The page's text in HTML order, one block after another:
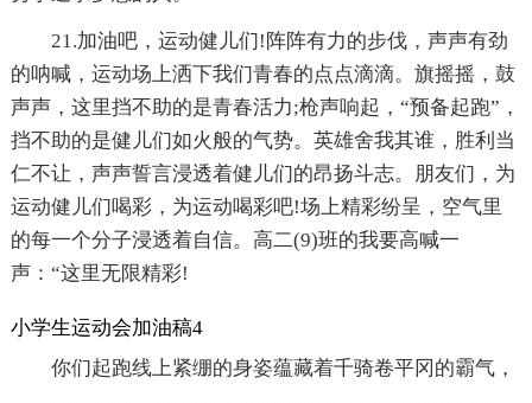
21.加油吧，运动健儿们!阵阵有力的步伐，声声有劲
的呐喊，运动场上洒下我们青春的点点滴滴。旗摇摇，鼓
声声，这里挡不助的是青春活力;枪声响起，“预备起跑”，
挡不助的是健儿们如火般的气势。英雄舍我其谁，胜利当
仁不让，声声誓言浸透着健儿们的昂扬斗志。朋友们，为
运动健儿们喝彩，为运动喝彩吧!场上精彩纷呈，空气里
的每一个分子浸透着自信。高二(9)班的我要高喊一
声：“这里无限精彩!
小学生运动会加油稿4
你们起跑线上紧绷的身姿蕴藏着千骑卷平冈的霸气，